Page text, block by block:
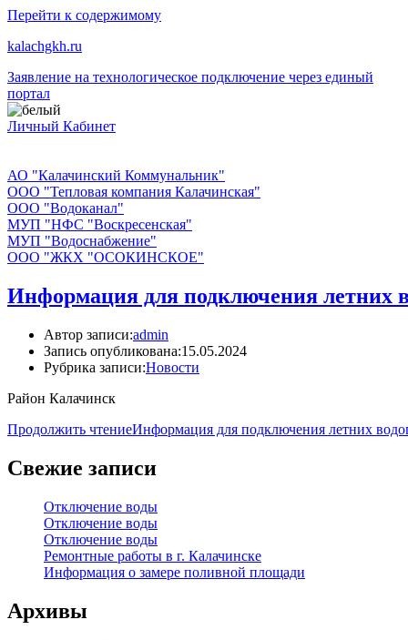
Перейти к содержимому
kalachgkh.ru
Заявление на технологическое подключение через единый
портал
Личный Кабинет
АО "Калачинский Коммунальник"
ООО "Тепловая компания Калачинская"
ООО "Водоканал"
МУП "НФС "Воскресенская"
МУП "Водоснабжение"
ООО "ЖКХ "ОСОКИНСКОЕ"
Информация для подключения летних
Автор записи:admin
Запись опубликована:15.05.2024
Рубрика записи:Новости
Район Калачинск
Продолжить чтениеИнформация для подключения летних
Свежие записи
Отключение воды
Отключение воды
Отключение воды
Ремонтные работы в г. Калачинске
Информация о замере поливной площади
Архивы